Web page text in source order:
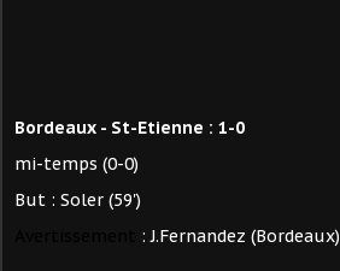
Bordeaux - St-Etienne : 1-0
mi-temps (0-0)
But : Soler (59')
: J.Fernandez (Bordeaux)